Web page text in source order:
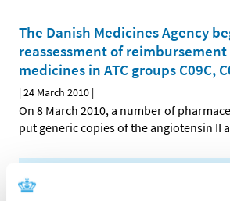
The Danish Medicines Agency
reassessment of
medicines in ATC groups C09C,
|24 March 2010 |
On 8 March 2010, a number of
put generic copies of the angiotensin II
All items (464)